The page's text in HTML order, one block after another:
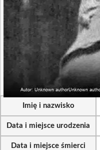
Imię i nazwisko
Data i miejsce urodzenia
Data i miejsce śmierci